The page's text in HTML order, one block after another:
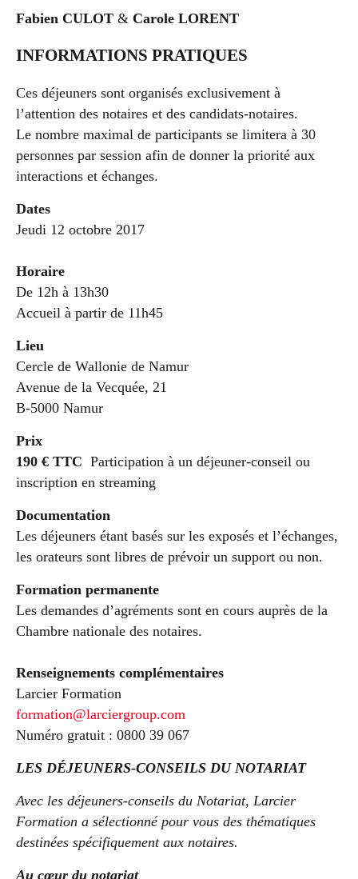
Fabien CULOT & Carole LORENT
INFORMATIONS PRATIQUES
Ces déjeuners sont organisés exclusivement à
l’attention des notaires et des candidats-notaires.
Le nombre maximal de participants se limitera à 30
personnes par session afin de donner la priorité aux
interactions et échanges.
Dates
Jeudi 12 octobre 2017
Horaire
De 12h à 13h30
Accueil à partir de 11h45
Lieu
Cercle de Wallonie de Namur
Avenue de la Vecquée, 21
B-5000 Namur
Prix
190 € TTC Participation à un déjeuner-conseil ou
inscription en streaming
Documentation
Les déjeuners étant basés sur les exposés et l’échanges,
les orateurs sont libres de prévoir un support ou non.
Formation permanente
Les demandes d’agréments sont en cours auprès de la
Chambre nationale des notaires.
Renseignements complémentaires
Larcier Formation
formation@larciergroup.com
Numéro gratuit : 0800 39 067
LES DÉJEUNERS-CONSEILS DU NOTARIAT
Avec les déjeuners-conseils du Notariat, Larcier
Formation a sélectionné pour vous des thématiques
destinées spécifiquement aux notaires.
Au cœur du notariat